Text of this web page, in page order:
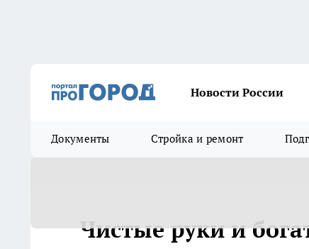
Новости России
Документы Стройка и ремонт
Чистые руки и